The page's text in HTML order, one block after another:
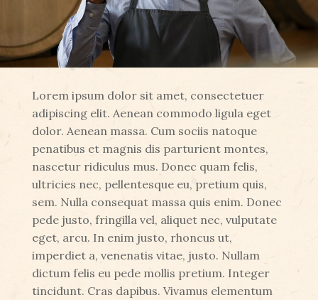
Lorem ipsum dolor sit amet, consectetuer
adipiscing elit. Aenean commodo ligula eget
dolor. Aenean massa. Cum sociis natoque
penatibus et magnis dis parturient montes,
nascetur ridiculus mus. Donec quam felis,
ultricies nec, pellentesque eu, pretium quis,
sem. Nulla consequat massa quis enim. Donec
pede justo, fringilla vel, aliquet nec, vulputate
eget, arcu. In enim justo, rhoncus ut,
imperdiet a, venenatis vitae, justo. Nullam
dictum felis eu pede mollis pretium. Integer
tincidunt. Cras dapibus. Vivamus elementum